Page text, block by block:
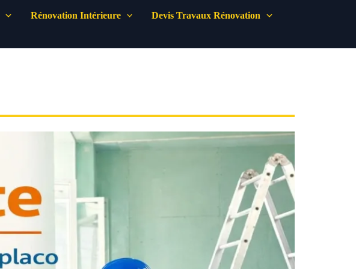
Rénovation Intérieure
Devis Travaux Rénovation